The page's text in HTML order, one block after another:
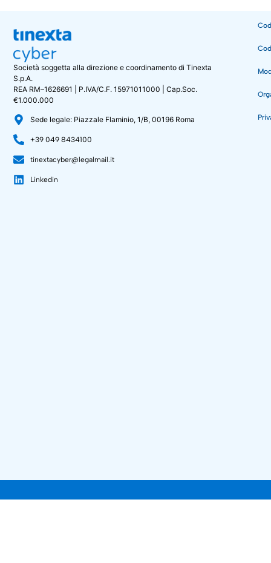
Società soggetta alla direzione e coordinamento di Tinexta
S.p.A.
REA RM–1626691 | P.IVA/C.F. 15971011000 | Cap.Soc.
€1.000.000
Sede legale: Piazzale Flaminio, 1/B, 00196 Roma
+39 049 8434100
tinextacyber@legalmail.it
Linkedin